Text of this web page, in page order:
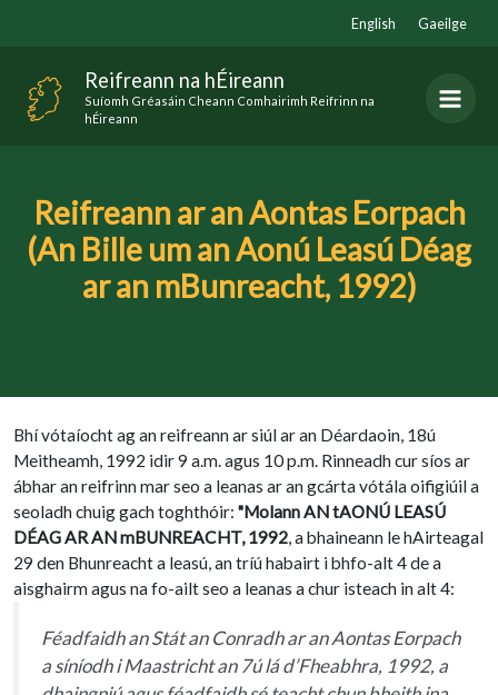
English Gaeilge
Reifreann na hÉireann
Suíomh Gréasáin Cheann Comhairimh Reifrinn na
hÉireann
Reifreann ar an Aontas Eorpach
(An Bille um an Aonú Leasú Déag
ar an mBunreacht, 1992)
Bhí vótaíocht ag an reifreann ar siúl ar an Déardaoin, 18ú
Meitheamh, 1992 idir 9 a.m. agus 10 p.m. Rinneadh cur síos ar
ábhar an reifrinn mar seo a leanas ar an gcárta vótála oifigiúil a
seoladh chuig gach toghthóir: "Molann AN tAONÚ LEASÚ
DÉAG AR AN mBUNREACHT, 1992, a bhaineann le hAirteagal
29 den Bhunreacht a leasú, an tríú habairt i bhfo-alt 4 de a
aisghairm agus na fo-ailt seo a leanas a chur isteach in alt 4:
Féadfaidh an Stát an Conradh ar an Aontas Eorpach
a síníodh i Maastricht an 7ú lá d’Fheabhra, 1992, a